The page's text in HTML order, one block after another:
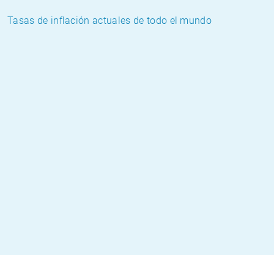
Tasas de inflación actuales de todo el mundo